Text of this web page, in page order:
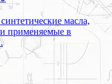
масла,
применяемые в